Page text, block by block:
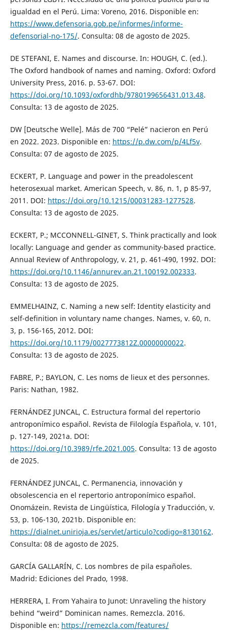
igualdad en el Perú. Lima: Voreno, 2016. Disponible en:
https://www.defensoria.gob.pe/informes/informe-
defensorial-no-175/. Consulta: 08 de agosto de 2025.
DE STEFANI, E. Names and discourse. In: HOUGH, C. (ed.).
The Oxford handbook of names and naming. Oxford: Oxford
University Press, 2016. p. 53-67. DOI:
https://doi.org/10.1093/oxfordhb/9780199656431.013.48.
Consulta: 13 de agosto de 2025.
DW [Deutsche Welle]. Más de 700 “Pelé” nacieron en Perú
en 2022. 2023. Disponible en: https://p.dw.com/p/4Lf5v.
Consulta: 07 de agosto de 2025.
ECKERT, P. Language and power in the preadolescent
heterosexual market. American Speech, v. 86, n. 1, p 85-97,
2011. DOI: https://doi.org/10.1215/00031283-1277528.
Consulta: 13 de agosto de 2025.
ECKERT, P.; MCCONNELL-GINET, S. Think practically and look
locally: Language and gender as community-based practice.
Annual Review of Anthropology, v. 21, p. 461-490, 1992. DOI:
https://doi.org/10.1146/annurev.an.21.100192.002333.
Consulta: 13 de agosto de 2025.
EMMELHAINZ, C. Naming a new self: Identity elasticity and
self-definition in voluntary name changes. Names, v. 60, n.
3, p. 156-165, 2012. DOI:
https://doi.org/10.1179/0027773812Z.00000000022.
Consulta: 13 de agosto de 2025.
FABRE, P.; BAYLON, C. Les noms de lieux et des personnes.
Paris: Nathan, 1982.
FERNÁNDEZ JUNCAL, C. Estructura formal del repertorio
antroponímico español. Revista de Filología Española, v. 101,
p. 127-149, 2021a. DOI:
https://doi.org/10.3989/rfe.2021.005. Consulta: 13 de agosto
de 2025.
FERNÁNDEZ JUNCAL, C. Permanencia, innovación y
obsolescencia en el repertorio antroponímico español.
Onomázein. Revista de Lingüística, Filología y Traducción, v.
53, p. 106-130, 2021b. Disponible en:
https://dialnet.unirioja.es/servlet/articulo?codigo=8130162.
Consulta: 08 de agosto de 2025.
GARCÍA GALLARÍN, C. Los nombres de pila españoles.
Madrid: Ediciones del Prado, 1998.
HERRERA, I. From Yahaira to Junot: Unraveling the history
behind “weird” Dominican names. Remezcla. 2016.
Disponible en: https://remezcla.com/features/